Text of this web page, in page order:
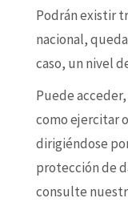
Podrán existir
nacional,
caso, un nivel
Puede
como ejercitar
dirigiéndose
protección de
consulte